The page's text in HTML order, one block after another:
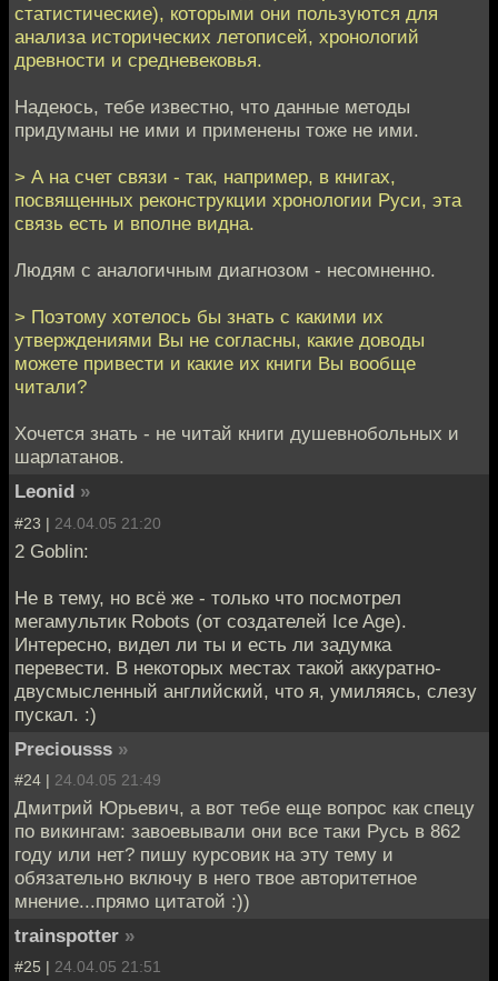
статистические), которыми они пользуются для
анализа исторических летописей, хронологий
древности и средневековья.
Надеюсь, тебе известно, что данные методы
придуманы не ими и применены тоже не ими.
> А на счет связи - так, например, в книгах,
посвященных реконструкции хронологии Руси, эта
связь есть и вполне видна.
Людям с аналогичным диагнозом - несомненно.
> Поэтому хотелось бы знать с какими их
утверждениями Вы не согласны, какие доводы
можете привести и какие их книги Вы вообще
читали?
Хочется знать - не читай книги душевнобольных и
шарлатанов.
Leonid »
#23 | 24.04.05 21:20
2 Goblin:
Не в тему, но всё же - только что посмотрел
мегамультик Robots (от создателей Ice Age).
Интересно, видел ли ты и есть ли задумка
перевести. В некоторых местах такой аккуратно-
двусмысленный английский, что я, умиляясь, слезу
пускал. :)
Preciousss »
#24 | 24.04.05 21:49
Дмитрий Юрьевич, а вот тебе еще вопрос как спецу
по викингам: завоевывали они все таки Русь в 862
году или нет? пишу курсовик на эту тему и
обязательно включу в него твое авторитетное
мнение...прямо цитатой :))
trainspotter »
#25 | 24.04.05 21:51